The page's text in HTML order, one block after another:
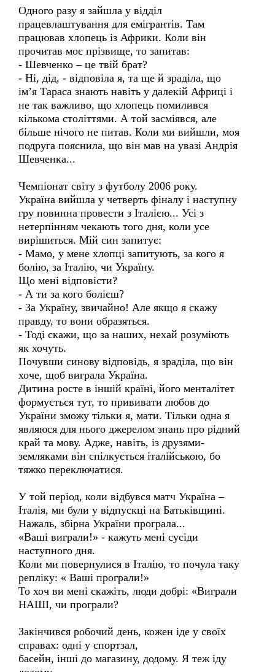
Одного разу я зайшла у відділ
працевлаштування для емігрантів. Там
працював хлопець із Африки. Коли він
прочитав моє прізвище, то запитав:
- Шевченко – це твій брат?
- Ні, дід, - відповіла я, та ще й зраділа, що
ім’я Тараса знають навіть у далекій Африці і
не так важливо, що хлопець помилився
кількома століттями. А той засміявся, але
більше нічого не питав. Коли ми вийшли, моя
подруга пояснила, що він мав на увазі Андрія
Шевченка...
Чемпіонат світу з футболу 2006 року.
Україна вийшла у четверть фіналу і наступну
гру повинна провести з Італією... Усі з
нетерпінням чекають того дня, коли усе
вирішиться. Мій син запитує:
- Мамо, у мене хлопці запитують, за кого я
болію, за Італію, чи Україну.
Що мені відповісти?
- А ти за кого болієш?
- За Україну, звичайно! Але якщо я скажу
правду, то вони образяться.
- Тоді скажи, що за наших, нехай розуміють
як хочуть.
Почувши синову відповідь, я зраділа, що він
хоче, щоб виграла Україна.
Дитина росте в іншій країні, його менталітет
формується тут, то прививати любов до
України зможу тільки я, мати. Тільки одна я
являюся для нього джерелом знань про рідний
край та мову. Адже, навіть, із друзями-
земляками він спілкується італійською, бо
тяжко переключатися.
У той період, коли відбувся матч Україна –
Італія, ми були у відпускці на Батьківщині.
Нажаль, збірна України програла...
«Ваші виграли!» - кажуть мені сусіди
наступного дня.
Коли ми повернулися в Італію, то почула таку
репліку: « Ваші програли!»
То хоч ви мені скажіть, люди добрі: «Виграли
НАШІ, чи програли?
Закінчився робочий день, кожен іде у своїх
справах: одні у спортзал,
басейн, інші до магазину, додому. Я теж іду